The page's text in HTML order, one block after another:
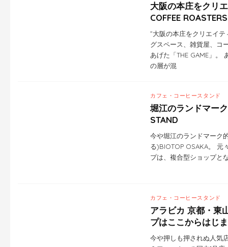
大阪の本庄をクリ
COFFEE ROASTERS
”大阪の本庄をクリエイ
グスペース、雑貨屋、コ
あげた「THE GAME」。
の層が混
カフェ・コーヒースタンド
堀江のランドマー
STAND
今や堀江のランドマーク
る)BIOTOP OSAKA。 元
プは、複合型ショップと
カフェ・コーヒースタンド
アラビカ 京都・東
プはここからはじ
今や押しも押されぬ人気